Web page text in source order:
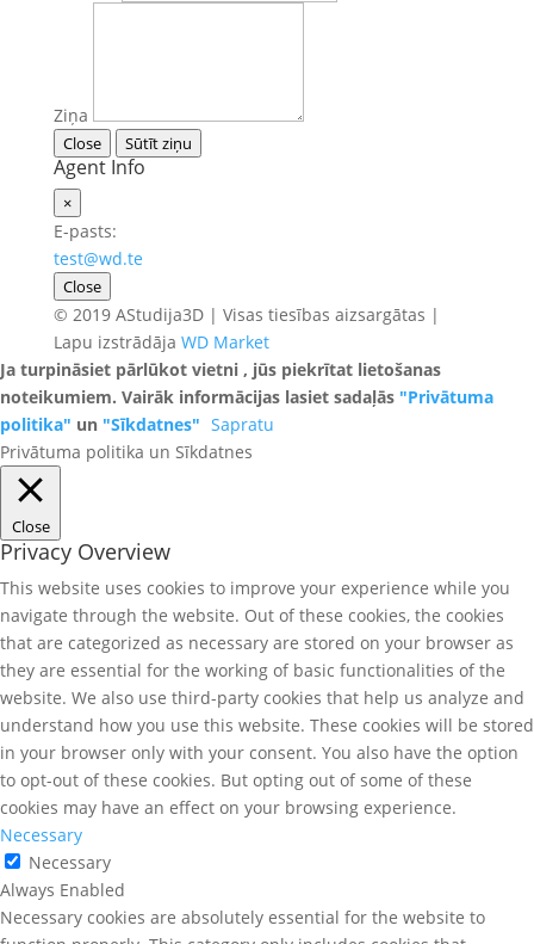
Ziņa
Close Sūtīt ziņu
Agent Info
×
E-pasts:
test@wd.te
Close
© 2019 AStudija3D | Visas tiesības aizsargātas |
Lapu izstrādāja WD Market
Ja turpināsiet pārlūkot vietni , jūs piekrītat lietošanas
noteikumiem. Vairāk informācijas lasiet sadaļās "Privātuma
politika" un "Sīkdatnes" Sapratu
Privātuma politika un Sīkdatnes
Close
Privacy Overview
This website uses cookies to improve your experience while you
navigate through the website. Out of these cookies, the cookies
that are categorized as necessary are stored on your browser as
they are essential for the working of basic functionalities of the
website. We also use third-party cookies that help us analyze and
understand how you use this website. These cookies will be stored
in your browser only with your consent. You also have the option
to opt-out of these cookies. But opting out of some of these
cookies may have an effect on your browsing experience.
Necessary
Necessary
Always Enabled
Necessary cookies are absolutely essential for the website to